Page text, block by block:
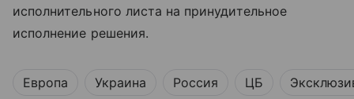
исполнительного листа на принудительное
исполнение решения.
Европа Украина Россия ЦБ